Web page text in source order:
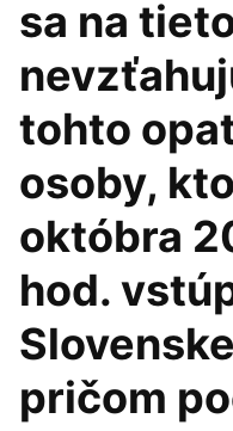
sa na
tohto
osoby,
októbra
hod.
pričom